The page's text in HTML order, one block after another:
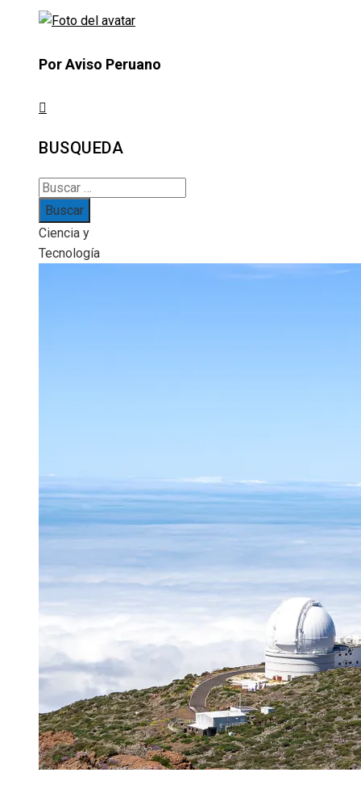
Por Aviso Peruano
BUSQUEDA
Buscar:
Ciencia y
Tecnología